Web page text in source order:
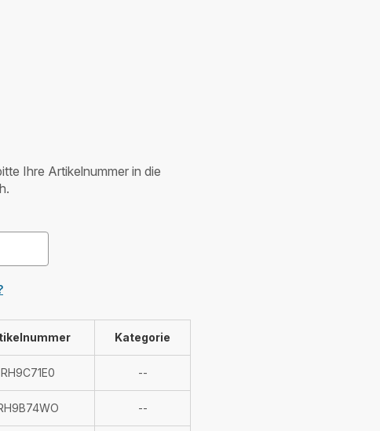
Ihre Artikelnummer in die
Kategorie
RH9C71E0 --Nicht
verfügbar
--Nicht
verfügbar